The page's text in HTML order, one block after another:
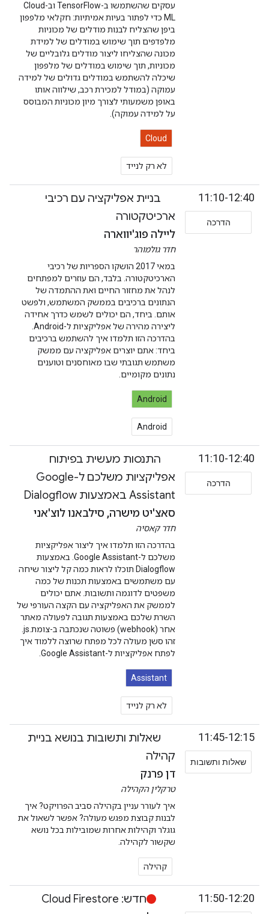
עסקים שהשתמשו ב-TensorFlow וב-Cloud
ML כדי לפתור בעיות אמיתיות: חקלאי מלפפון
ביפן שהצליח לבנות מודלים של מכוניות
מלפדפים תוך שימוש במודלים של למידת
מכונה שהצליחו ליצור מודלים גלובליים של
מכוניות, תוך שימוש במודלים של מלפפון
שיכלה להשתמש במודלים גדולים של למידה
עמוקה (במודל למכירת רכב, שילווה אותו
באופן משמעותי לצורך מיון מכוניות המבוסס
על למידה עמוקה).
Cloud
לא רק לנייד
11:10-12:40
הדרכה
בניית אפליקציה עם רכיבי
ארכיטקטורה
ליילה פוג'יווארה
חדר גולמוהר
במאי 2017 הושקו הספריות של רכיבי
הארכיטקטורה. בלבד, הם עוזרים למפתחים
לנהל את מחזור החיים ואת ההתמדה של
הנתונים ברכיבים בממשק המשתמש, ולפשט
אותם. ביחד, הם יכולים לשמש כדרך אחידה
בהדרכה הזו תלמדו איך להשתמש ברכיבים
ביחד: אתם יוצרים אפליקציה עם ממשק
משתמש תגובתי שבו מאוחסנים וטוענים
נתונים מקומיים.
Android
Android
11:10-12:40
הדרכה
התנסות מעשית בפיתוח
אפליקציות משלכם ל-Google
Assistant באמצעות Dialogflow
סאצ'יט מישרה, סילבאנו לוצ'אני
חדר קאסיה
בהדרכה הזו תלמדו איך ליצור אפליקציות
משלכם ל-Google Assistant. באמצעות
Dialogflow תוכלו לראות כמה קל ליצור שיחה
עם משתמשים באמצעות תכנות של כמה
משפטים לדוגמה ותשובות. אתם יכולים
לממשק את האפליקציה עם הקצה העורפי של
השרת שלכם באמצעות תגובה לפעולה מאתר
זהו סשן מעולה לכל מפתח שרוצה ללמוד איך
לפתח אפליקציות ל-Google Assistant.
Assistant
לא רק לנייד
11:45-12:15
שאלות ותשובות
שאלות ותשובות בנושא בניית
קהילה
דן פרנק
טרקלין הקהילה
איך לעורר עניין בקהילה סביב הפרויקט? איך
לבנות קבוצת מפגש מעולה? אפשר לשאול את
גוגלר וקהילות אחרות שמובילות בכל נושא
שקשור לקהילה.
קהילה
11:50-12:20 חדש: Cloud Firestore